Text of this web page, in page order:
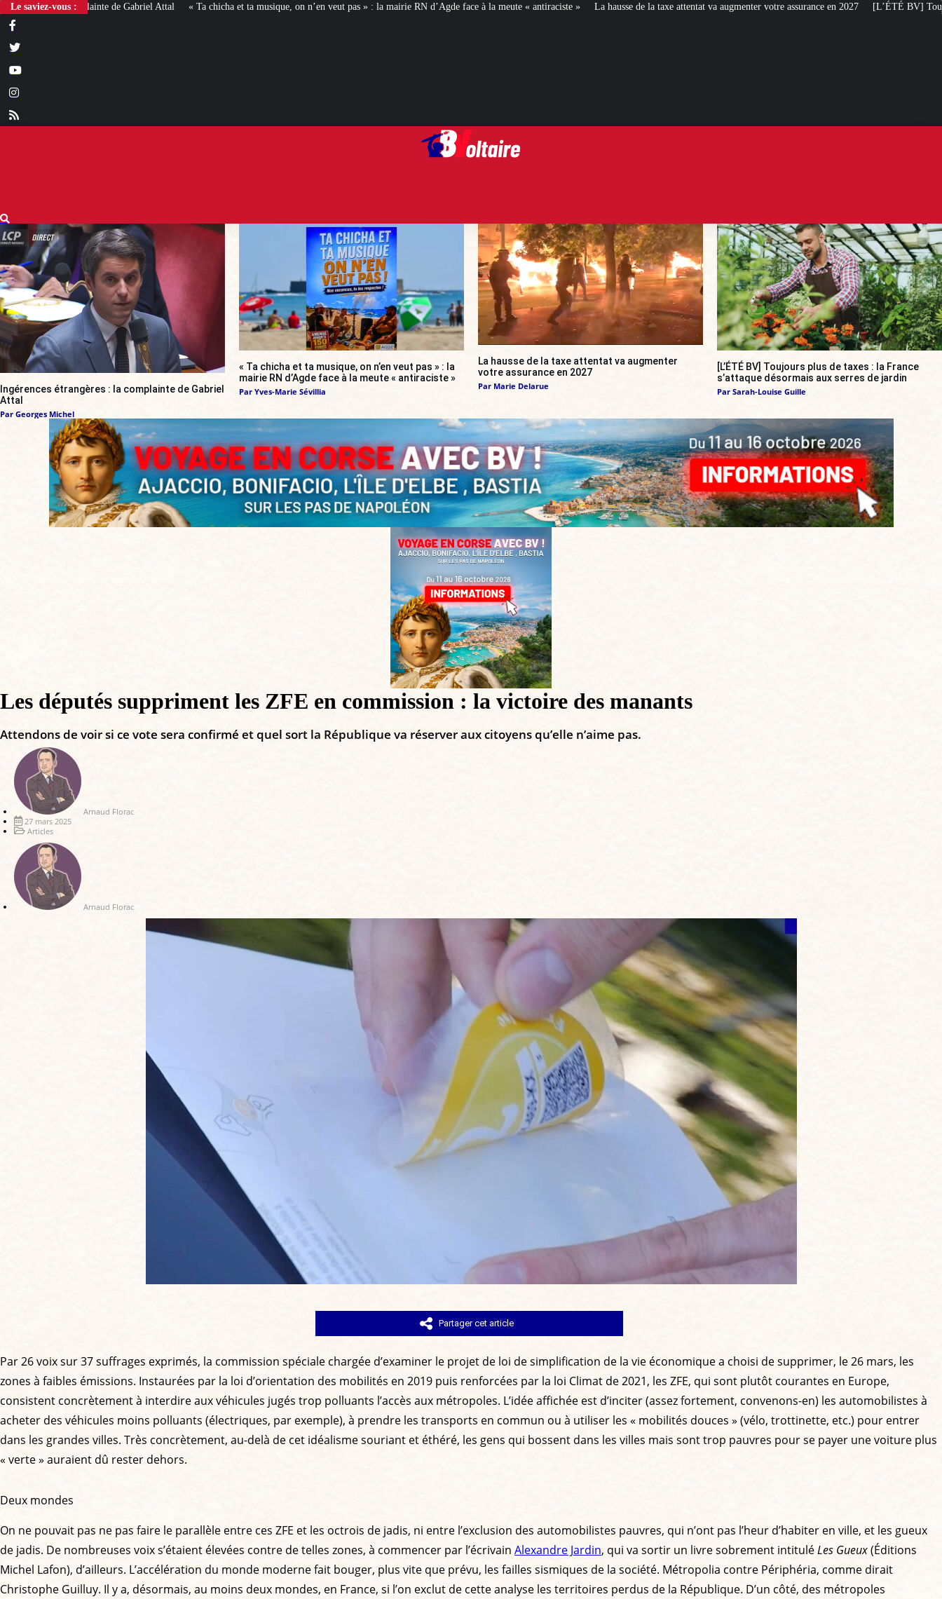
Le saviez-vous :« Ta chicha et ta musique, on n’en veut pas » : la mairie RN d’Agde face à la meute « antiraciste » La hausse de la taxe attentat va augmenter votre assurance en 2027 [L’ÉTÉ BV] Toujours plus de taxes : la France
Ingérences étrangères : la complainte de Gabriel
Attal
Par Georges Michel
« Ta chicha et ta musique, on n’en veut pas » : la
mairie RN d’Agde face à la meute « antiraciste »
Par Yves-Marie Sévillia
La hausse de la taxe attentat va augmenter
votre assurance en 2027
Par Marie Delarue
[L’ÉTÉ BV] Toujours plus de taxes : la France
s’attaque désormais aux serres de jardin
Par Sarah-Louise Guille
Les députés suppriment les ZFE en commission : la victoire des manants
Attendons de voir si ce vote sera confirmé et quel sort la République va réserver aux citoyens qu’elle n’aime pas.
Arnaud Florac
27 mars 2025
Articles
Arnaud Florac
Partager cet article
Par 26 voix sur 37 suffrages exprimés, la commission spéciale chargée d’examiner le projet de loi de simplification de la vie économique a choisi de supprimer, le 26 mars, les
zones à faibles émissions. Instaurées par la loi d’orientation des mobilités en 2019 puis renforcées par la loi Climat de 2021, les ZFE, qui sont plutôt courantes en Europe,
consistent concrètement à interdire aux véhicules jugés trop polluants l’accès aux métropoles. L’idée affichée est d’inciter (assez fortement, convenons-en) les automobilistes à
acheter des véhicules moins polluants (électriques, par exemple), à prendre les transports en commun ou à utiliser les « mobilités douces » (vélo, trottinette, etc.) pour entrer
dans les grandes villes. Très concrètement, au-delà de cet idéalisme souriant et éthéré, les gens qui bossent dans les villes mais sont trop pauvres pour se payer une voiture plus
« verte » auraient dû rester dehors.
Deux mondes
On ne pouvait pas ne pas faire le parallèle entre ces ZFE et les octrois de jadis, ni entre l’exclusion des automobilistes pauvres, qui n’ont pas l’heur d’habiter en ville, et les gueux
de jadis. De nombreuses voix s’étaient élevées contre de telles zones, à commencer par l’écrivain Alexandre Jardin, qui va sortir un livre sobrement intituléLes Gueux(Éditions
Michel Lafon), d’ailleurs. L’accélération du monde moderne fait bouger, plus vite que prévu, les failles sismiques de la société. Métropolia contre Périphéria, comme dirait
Christophe Guilluy. Il y a, désormais, au moins deux mondes, en France, si l’on exclut de cette analyse les territoires perdus de la République. D’un côté, des métropoles